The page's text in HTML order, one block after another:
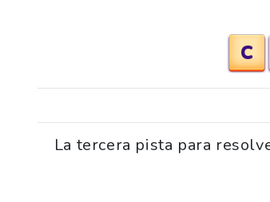
C
La tercera pista para